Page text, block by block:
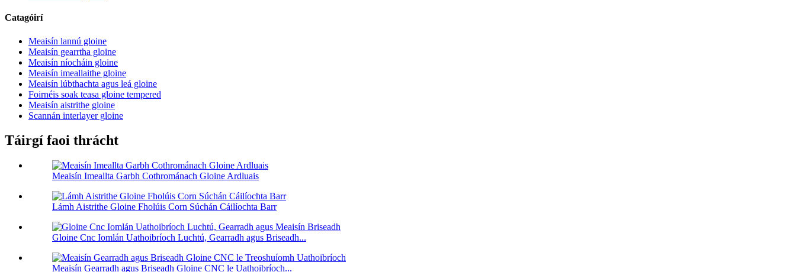
Catagóirí
Meaisín lannú gloine
Meaisín gearrtha gloine
Meaisín níocháin gloine
Meaisín imeallaithe gloine
Meaisín lúbthachta agus leá gloine
Foirnéis soak teasa gloine tempered
Meaisín aistrithe gloine
Scannán interlayer gloine
Táirgí faoi thrácht
Meaisín Imeallta Garbh Cothrománach Gloine Ardluais
Lámh Aistrithe Gloine Fholúis Corn Súchán Cáilíochta Barr
Gloine Cnc Iomlán Uathoibríoch Luchtú, Gearradh agus Briseadh...
Meaisín Gearradh agus Briseadh Gloine CNC le Uathoibríoch...